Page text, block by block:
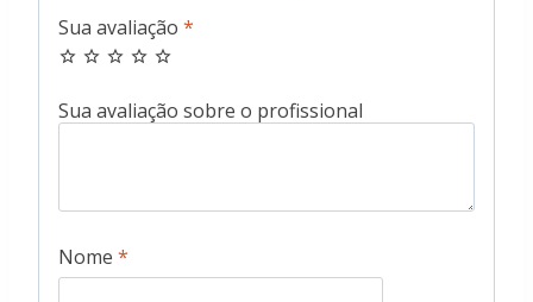
Sua avaliação *
Nome *